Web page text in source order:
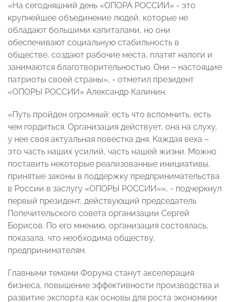
«На сегодняшний день «ОПОРА РОССИИ» - это
крупнейшее объединение людей, которые не
обладают большими капиталами, но они
обеспечивают социальную стабильность в
обществе, создают рабочие места, платят налоги и
занимаются благотворительностью. Они – настоящие
патриоты своей страны», - отметил президент
«ОПОРЫ РОССИИ» Александр Калинин.
«Путь пройден огромный: есть что вспомнить, есть
чем гордиться. Организация действует, она на слуху,
у нее своя актуальная повестка дня. Каждая веха –
это часть наших усилий, часть нашей жизни. Можно
поставить некоторые реализованные инициативы,
принятые законы в поддержку предпринимательства
в России в заслугу «ОПОРЫ РОССИИ»», - подчеркнул
первый президент, действующий председатель
Попечительского совета организации Сергей
Борисов. По его мнению, организация состоялась,
показала, что необходима обществу,
предпринимателям.
Главными темами Форума станут акселерация
бизнеса, повышение эффективности производства и
развитие экспорта как основы для роста экономики